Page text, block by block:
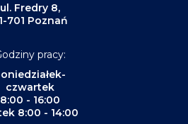
ul. Fredry 8,
701 Poznań
pracy:
czwartek
8:00 - 16:00
8:00 - 14:00